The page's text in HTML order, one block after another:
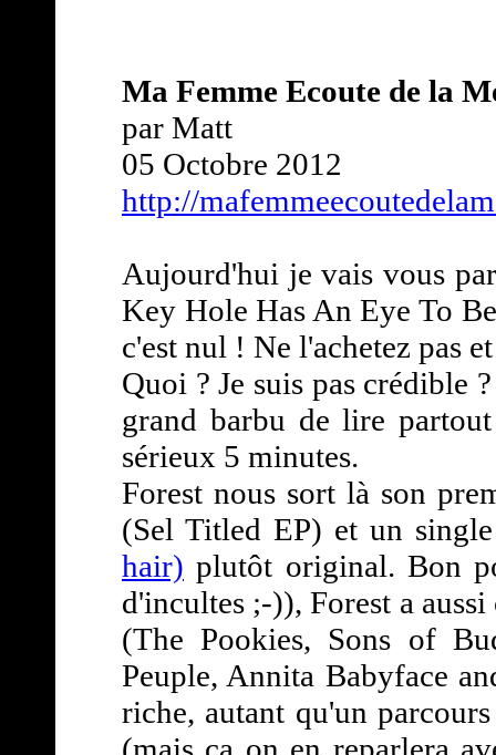
Ma Femme Ecoute de la
par Matt
05 Octobre 2012
http://
Aujourd'hui je vais vous
Key Hole Has An Eye To
c'est nul ! Ne l'achetez pas
Quoi ? Je suis pas crédible
grand barbu de lire
sérieux 5 minutes.
Forest nous sort là son
(Sel Titled EP) et un
hair) plutôt original. Bon
d'incultes ;-)), Forest a
(The Pookies, Sons of
Peuple, Annita Babyface
riche, autant qu'un